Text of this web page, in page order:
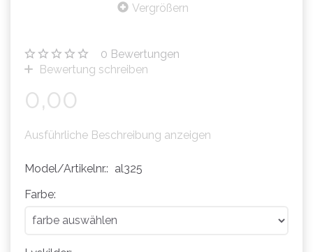
Vergrößern
0 Bewertungen
Bewertung schreiben
0,00
Ausführliche Beschreibung anzeigen
Model/Artikelnr.: al325
Farbe: